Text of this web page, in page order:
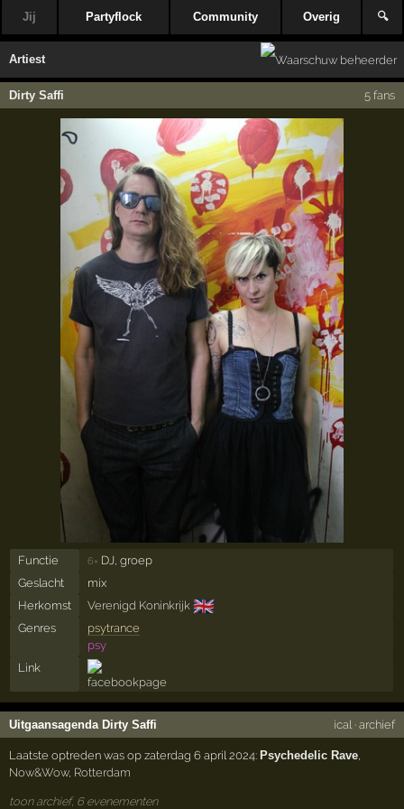
Jij Partyflock Community Overig 🔍
Artiest
Dirty Saffi 5 fans
Functie 6× DJ, groep
Geslacht
mix
Herkomst
Verenigd Koninkrijk 🇬🇧
Genres
psytrance
psy
Link
Uitgaansagenda Dirty Saffi ical · archief
Laatste optreden was op zaterdag 6 april 2024: Psychedelic Rave,
Now&Wow, Rotterdam
toon archief, 6 evenementen